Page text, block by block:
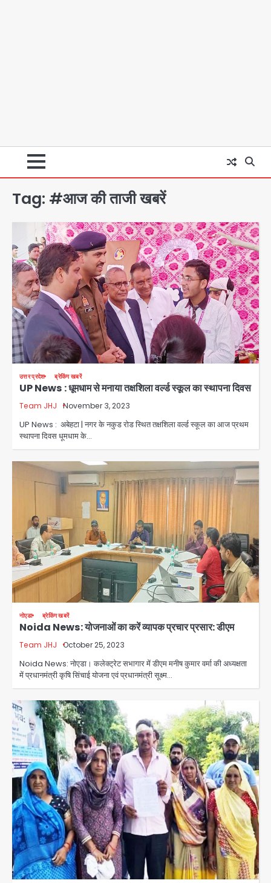
Tag: #आज की ताजी खबरें
उत्तर प्रदेश ब्रेकिंग खबरें
UP News : धूमधाम से मनाया तक्षशिला वर्ल्ड स्कूल का स्थापना दिवस
Team JHJ November 3, 2023
UP News : अबेहटा | नगर के नकुड रोड स्थित तक्षशिला वर्ल्ड स्कूल का आज प्रथम
स्थापना दिवस धूमधाम के…
नोएडा ब्रेकिंग खबरें
Noida News: योजनाओं का करें व्यापक प्रचार प्रसार: डीएम
Team JHJ October 25, 2023
Noida News: नोएडा। कलेक्ट्रेट सभागार में डीएम मनीष कुमार वर्मा की अध्यक्षता
में प्रधानमंत्री कृषि सिंचाई योजना एवं प्रधानमंत्री सूक्ष्म…